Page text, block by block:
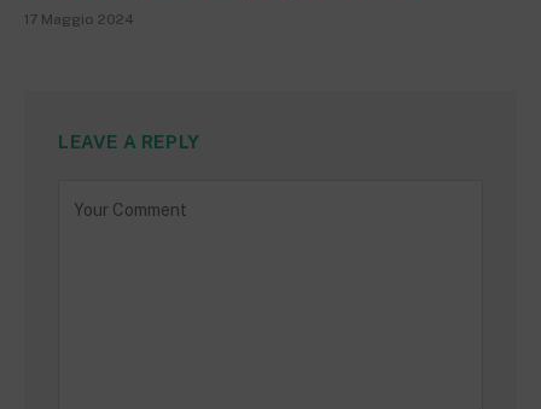
17 Maggio 2024
LEAVE A REPLY